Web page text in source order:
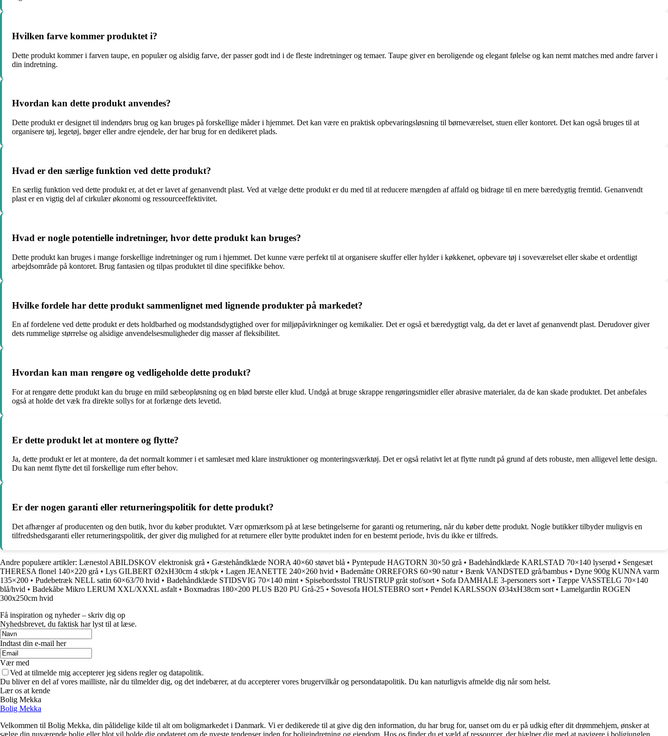
Hvilken farve kommer produktet i?
Dette produkt kommer i farven taupe, en populær og alsidig farve, der passer godt ind i de fleste indretninger og temaer. Taupe giver en beroligende og elegant følelse og kan nemt matches med andre farver i
din indretning.
Hvordan kan dette produkt anvendes?
Dette produkt er designet til indendørs brug og kan bruges på forskellige måder i hjemmet. Det kan være en praktisk opbevaringsløsning til børneværelset, stuen eller kontoret. Det kan også bruges til at
organisere tøj, legetøj, bøger eller andre ejendele, der har brug for en dedikeret plads.
Hvad er den særlige funktion ved dette produkt?
En særlig funktion ved dette produkt er, at det er lavet af genanvendt plast. Ved at vælge dette produkt er du med til at reducere mængden af affald og bidrage til en mere bæredygtig fremtid. Genanvendt
plast er en vigtig del af cirkulær økonomi og ressourceeffektivitet.
Hvad er nogle potentielle indretninger, hvor dette produkt kan bruges?
Dette produkt kan bruges i mange forskellige indretninger og rum i hjemmet. Det kunne være perfekt til at organisere skuffer eller hylder i køkkenet, opbevare tøj i soveværelset eller skabe et ordentligt
arbejdsområde på kontoret. Brug fantasien og tilpas produktet til dine specifikke behov.
Hvilke fordele har dette produkt sammenlignet med lignende produkter på markedet?
En af fordelene ved dette produkt er dets holdbarhed og modstandsdygtighed over for miljøpåvirkninger og kemikalier. Det er også et bæredygtigt valg, da det er lavet af genanvendt plast. Derudover giver
dets rummelige størrelse og alsidige anvendelsesmuligheder dig masser af fleksibilitet.
Hvordan kan man rengøre og vedligeholde dette produkt?
For at rengøre dette produkt kan du bruge en mild sæbeopløsning og en blød børste eller klud. Undgå at bruge skrappe rengøringsmidler eller abrasive materialer, da de kan skade produktet. Det anbefales
også at holde det væk fra direkte sollys for at forlænge dets levetid.
Er dette produkt let at montere og flytte?
Ja, dette produkt er let at montere, da det normalt kommer i et samlesæt med klare instruktioner og monteringsværktøj. Det er også relativt let at flytte rundt på grund af dets robuste, men alligevel lette design.
Du kan nemt flytte det til forskellige rum efter behov.
Er der nogen garanti eller returneringspolitik for dette produkt?
Det afhænger af producenten og den butik, hvor du køber produktet. Vær opmærksom på at læse betingelserne for garanti og returnering, når du køber dette produkt. Nogle butikker tilbyder muligvis en
tilfredshedsgaranti eller returneringspolitik, der giver dig mulighed for at returnere eller bytte produktet inden for en bestemt periode, hvis du ikke er tilfreds.
Andre populære artikler: Lænestol ABILDSKOV elektronisk grå • Gæstehåndklæde NORA 40×60 støvet blå • Pyntepude HAGTORN 30×50 grå • Badehåndklæde KARLSTAD 70×140 lyserød • Sengesæt
THERESA flonel 140×220 grå • Lys GILBERT Ø2xH30cm 4 stk/pk • Lagen JEANETTE 240×260 hvid • Bademåtte ORREFORS 60×90 natur• Bænk VANDSTED grå/bambus • Dyne 900g KUNNA varm
135×200 • Pudebetræk NELL satin 60×63/70 hvid • Badehåndklæde STIDSVIG 70×140 mint • Spisebordsstol TRUSTRUP gråt stof/sort • Sofa DAMHALE 3-personers sort • Tæppe VASSTELG 70×140
blå/hvid • Badekåbe Mikro LERUM XXL/XXXL asfalt • Boxmadras 180×200 PLUS B20 PU Grå-25 • Sovesofa HOLSTEBRO sort • Pendel KARLSSON Ø34xH38cm sort • Lamelgardin ROGEN
300x250cm hvid
Få inspiration og nyheder – skriv dig op
Nyhedsbrevet, du faktisk har lyst til at læse.
Indtast din e-mail her
Vær med
Ved at tilmelde mig accepterer jeg sidens regler og datapolitik.
Du bliver en del af vores mailliste, når du tilmelder dig, og det indebærer, at du accepterer vores brugervilkår og persondatapolitik. Du kan naturligvis afmelde dig når som helst.
Lær os at kende
Bolig Mekka
Bolig Mekka
Velkommen til Bolig Mekka, din pålidelige kilde til alt om boligmarkedet i Danmark. Vi er dedikerede til at give dig den information, du har brug for, uanset om du er på udkig efter dit drømmehjem, ønsker at
sælge din nuværende bolig eller blot vil holde dig opdateret om de nyeste tendenser inden for boligindretning og ejendom. Hos os finder du et væld af ressourcer, der hjælper dig med at navigere i boligjunglen.